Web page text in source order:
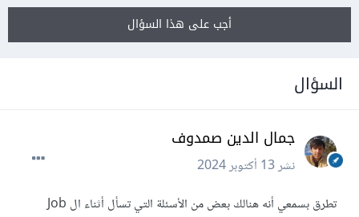
أجب على هذا السؤال
السؤال
جمال الدين صمدوف
نشر13 أكتوبر 2024
تطرق بسمعي أنه هنالك بعض من الأسئلة التي تسأل أثناء ال Job